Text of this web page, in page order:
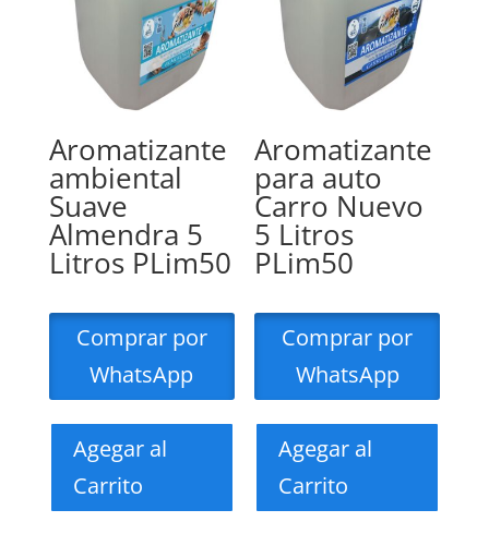
Aromatizante
ambiental
Suave
Almendra 5
Litros PLim50
Comprar por
WhatsApp
Agegar al
Carrito
Aromatizante
para auto
Carro Nuevo
5 Litros
PLim50
Comprar por
WhatsApp
Agegar al
Carrito